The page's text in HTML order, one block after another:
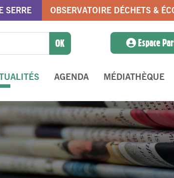
SERRE OBSERVATOIRE DÉCHETS &
Espace
AGENDA MÉDIATHÈQUE